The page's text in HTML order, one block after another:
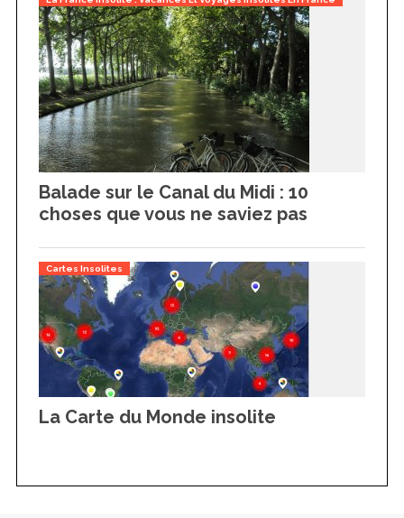
Balade sur le Canal du Midi : 10
choses que vous ne saviez pas
Cartes Insolites
La Carte du Monde insolite
o
r
: